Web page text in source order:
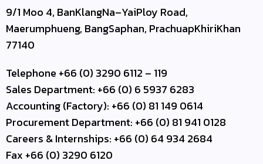
9/1 Moo 4, BanKlangNa–YaiPloy Road,
Maerumphueng, BangSaphan, PrachuapKhiriKhan
77140
Telephone +66 (0) 3290 6112 – 119
Sales Department: +66 (0) 6 5937 6283
Accounting (Factory): +66 (0) 81 149 0614
Procurement Department: +66 (0) 81 941 0128
Careers & Internships: +66 (0) 64 934 2684
Fax +66 (0) 3290 6120